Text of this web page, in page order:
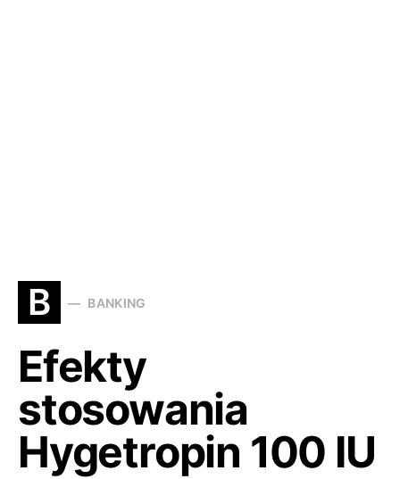
B BANKING
Efekty
stosowania
Hygetropin 100 IU